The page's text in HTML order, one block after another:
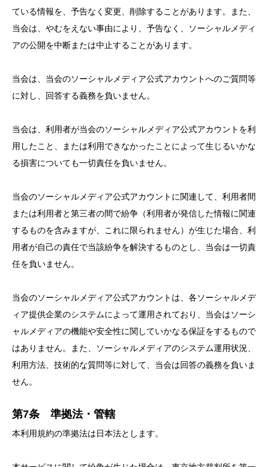
ている情報を、予告なく変更、削除することがあります。また、
当会は、やむをえない事由により、予告なく、ソーシャルメディ
アの公開を中断または中止することがあります。
当会は、当会のソーシャルメディア公式アカウントへのご質問等
に対し、回答する義務を負いません。
当会は、利用者が当会のソーシャルメディア公式アカウントを利
用したこと、または利用できなかったことによって生じるいかな
る損害についても一切責任を負いません。
当会のソーシャルメディア公式アカウントに関連して、利用者間
または利用者と第三者の間で紛争（利用者が発信した情報に関連
するものを含みますが、これに限られません）が生じた場合、利
用者が自己の責任で当該紛争を解決するものとし、当会は一切責
任を負いません。
当会のソーシャルメディア公式アカウントは、各ソーシャルメデ
ィア提供企業のシステムによって運用されており、当会はソーシ
ャルメディアの機能や安全性に関していかなる保証をするもので
はありません。また、ソーシャルメディアのシステム運用状況、
利用方法、技術的な質問等に対して、当会は回答の義務を負いま
せん。
第7条 準拠法・管轄
本利用規約の準拠法は日本法とします。